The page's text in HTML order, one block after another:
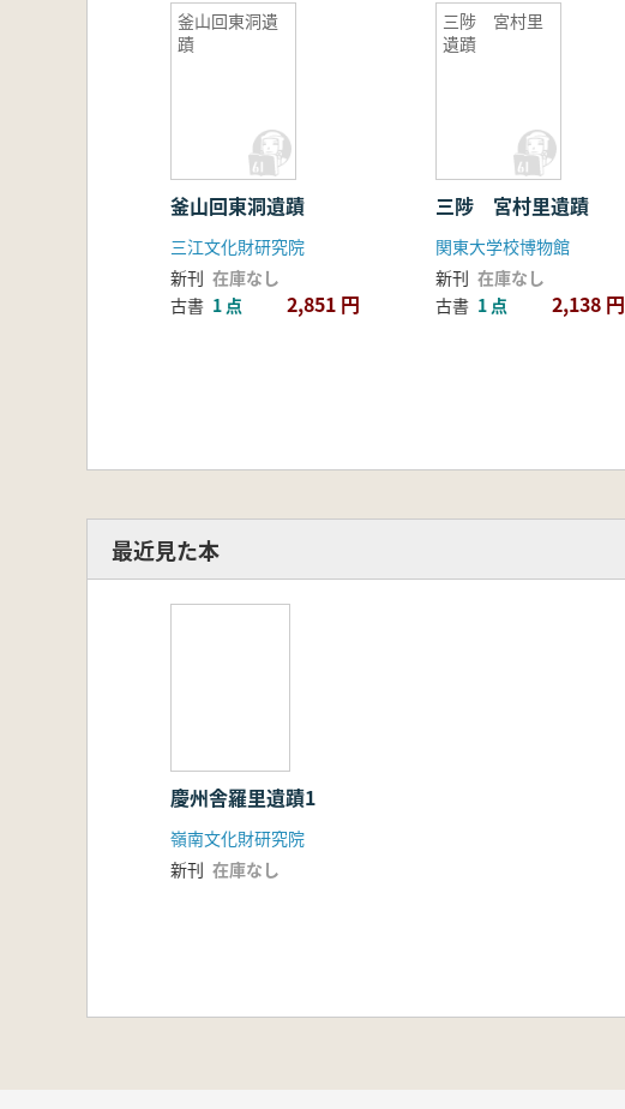
釜山回東洞遺
蹟
釜山回東洞遺蹟
三江文化財研究院
新刊 在庫なし
古書 1 点 2,851 円
三陟 宮村里
遺蹟
三陟 宮村里遺蹟
関東大学校博物館
新刊 在庫なし
古書 1 点 2,138 円
最近見た本
慶州舎羅里遺蹟1
嶺南文化財研究院
新刊 在庫なし